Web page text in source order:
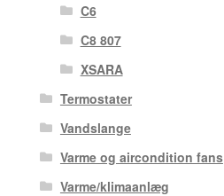
C6
C8 807
XSARA
Termostater
Vandslange
Varme og aircondition fans
Varme/klimaanlæg